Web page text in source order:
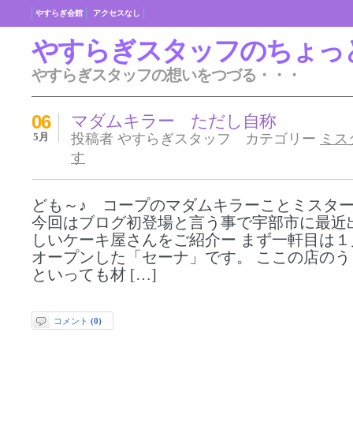
やすらぎスタッフのちょっ
やすらぎスタッフの想いをつづる・・・
やすらぎ会館 アクセスなし
マダムキラー ただし自称
06
5月 投稿者 やすらぎスタッフ カテゴリー ミ
す
ども～♪ コープのマダムキラーことミスタ
今回はブログ初登場と言う事で宇部市に最近
しいケーキ屋さんをご紹介ー まず一軒目は
オープンした「セーナ」です。 ここの店の
といっても材 […]
コメント (0)